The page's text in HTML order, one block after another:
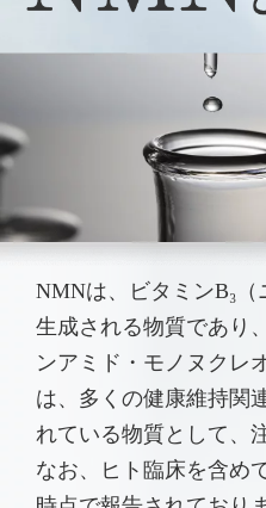
NMNは、ビタミンB₃
生成される物質であり
ンアミド・モノヌクレ
は、多くの健康維持関
れている物質として、
なお、ヒト臨床を含め